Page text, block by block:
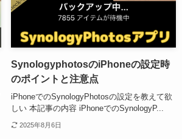
SynologyphotosのiPhoneの設定時
のポイントと注意点
iPhoneでのSynologyPhotosの設定を教えて欲
しい 本記事の内容 iPhoneでのSynologyP...
2025年8月6日